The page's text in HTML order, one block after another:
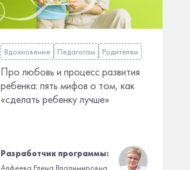
Вдохновение Педагогам Родителям
Про любовь и процесс развития
ребенка: пять мифов о том, как
«сделать ребенку лучше»
Разработчик программы:
Алфеева Елена Владимировна